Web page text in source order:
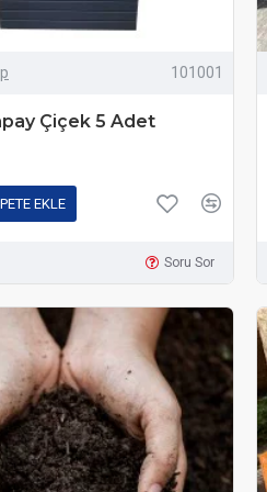
101001
Çiçek 5 Adet
EKLE
Soru Sor